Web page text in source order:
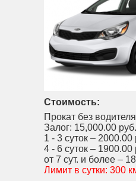
Стоимость:
Прокат без
Залог: 15,000.00 руб.
1 - 3 суток – 2000.00
4 - 6 суток – 1900.00
от 7 сут. и более –
Лимит в сутки: 300